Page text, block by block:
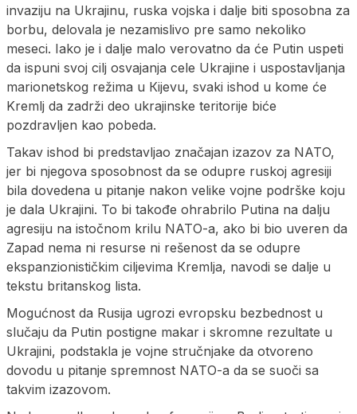
invaziju na Ukrajinu, ruska vojska i dalje biti sposobna za
borbu, delovala je nezamislivo pre samo nekoliko
meseci. Iako je i dalje malo verovatno da će Putin uspeti
da ispuni svoj cilj osvajanja cele Ukrajine i uspostavljanja
marionetskog režima u Кijevu, svaki ishod u kome će
Kremlj da zadrži deo ukrajinske teritorije biće
pozdravljen kao pobeda.
Takav ishod bi predstavljao značajan izazov za NATO,
jer bi njegova sposobnost da se odupre ruskoj agresiji
bila dovedena u pitanje nakon velike vojne podrške koju
je dala Ukrajini. To bi takođe ohrabrilo Putina na dalju
agresiju na istočnom krilu NATO-a, ako bi bio uveren da
Zapad nema ni resurse ni rešenost da se odupre
ekspanzionističkim ciljevima Кremlja, navodi se dalje u
tekstu britanskog lista.
Mogućnost da Rusija ugrozi evropsku bezbednost u
slučaju da Putin postigne makar i skromne rezultate u
Ukrajini, podstakla je vojne stručnjake da otvoreno
dovodu u pitanje spremnost NATO-a da se suoči sa
takvim izazovom.